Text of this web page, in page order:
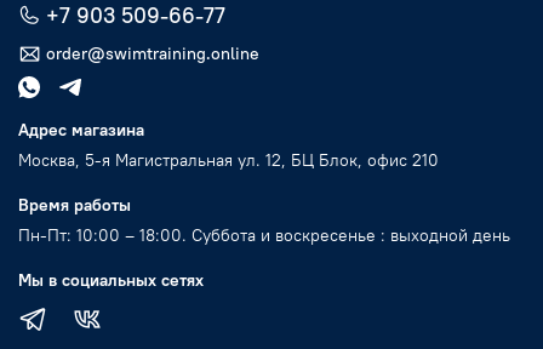
+7 903 509-66-77
order@swimtraining.online
Адрес магазина
Москва, 5-я Магистральная ул. 12, БЦ Блок, офис 210
Время работы
Пн-Пт: 10:00 – 18:00. Суббота и воскресенье : выходной день
Мы в социальных сетях